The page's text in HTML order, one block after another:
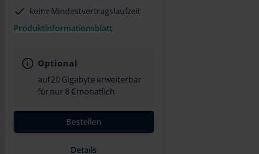
keine Mindestvertragslaufzeit
Produktinformationsblatt
Optional
auf 20 Gigabyte erweiterbar
für nur 8 € monatlich
Bestellen
Details